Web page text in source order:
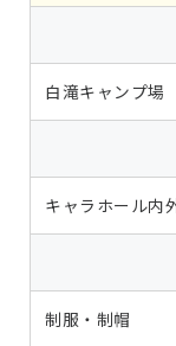
白滝キャンプ
キャラホール内
制服・制帽